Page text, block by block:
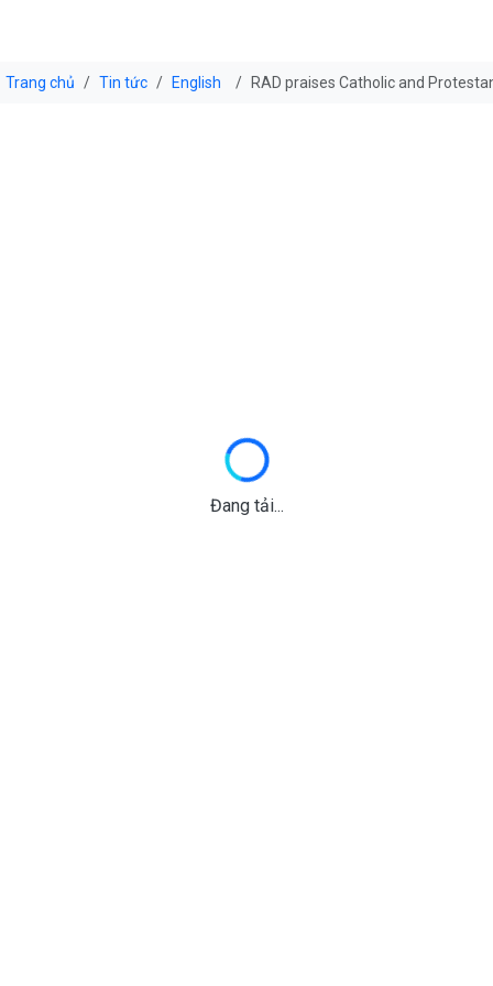
Trang chủ Tin tức English RAD praises Catholic and
Đang tải...